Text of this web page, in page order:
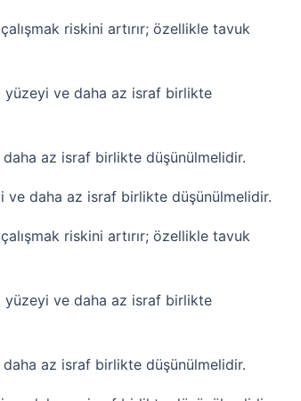
riskini artırır; özellikle tavuk
yüzeyi ve daha az israf birlikte
az israf birlikte düşünülmelidir.
ve daha az israf birlikte düşünülmelidir.
riskini artırır; özellikle tavuk
yüzeyi ve daha az israf birlikte
az israf birlikte düşünülmelidir.